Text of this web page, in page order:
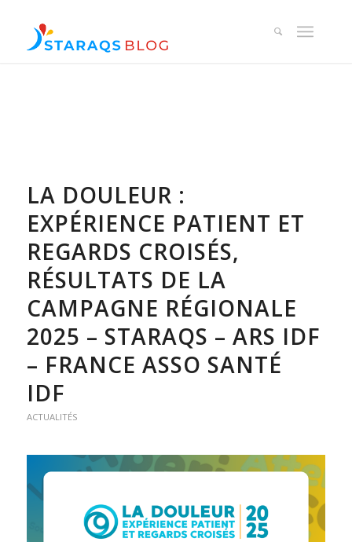
LA DOULEUR :
EXPÉRIENCE PATIENT ET
REGARDS CROISÉS,
RÉSULTATS DE LA
CAMPAGNE RÉGIONALE
2025 – STARAQS – ARS IDF
– FRANCE ASSO SANTÉ
IDF
ACTUALITÉS